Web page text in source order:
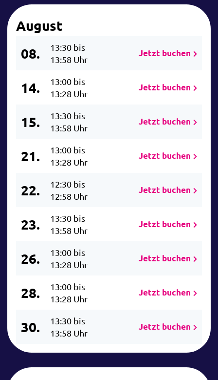
August
08.
13:30 bis
13:58 Uhr
Jetzt buchen
14.
13:00 bis
13:28 Uhr
Jetzt buchen
15.
13:30 bis
13:58 Uhr
Jetzt buchen
21.
13:00 bis
13:28 Uhr
Jetzt buchen
22.
12:30 bis
12:58 Uhr
Jetzt buchen
23.
13:30 bis
13:58 Uhr
Jetzt buchen
26.
13:00 bis
13:28 Uhr
Jetzt buchen
28.
13:00 bis
13:28 Uhr
Jetzt buchen
30.
13:30 bis
13:58 Uhr
Jetzt buchen